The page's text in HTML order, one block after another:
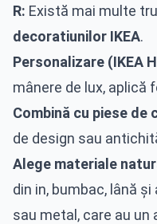
R: Există mai multe
decoratiunilor IKEA.
Personalizare (IKEA
mânere de lux, aplică
Combină cu piese de
de design sau
Alege materiale
din in, bumbac, lână
sau metal, care au